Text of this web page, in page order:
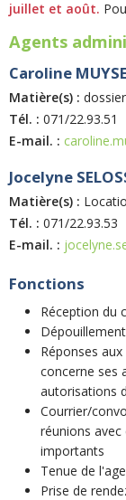
juillet et août.
Agents
Caroline
Matière(s) :
Tél. : 071/22.93.51
E-mail. :
Jocelyne
Matière(s) :
Tél. : 071/22.93.53
E-mail. :
Fonctions
Réception du
Réponses
concerne ses
autorisations
Courrier/
réunions
importants
Tenue de
Prise de